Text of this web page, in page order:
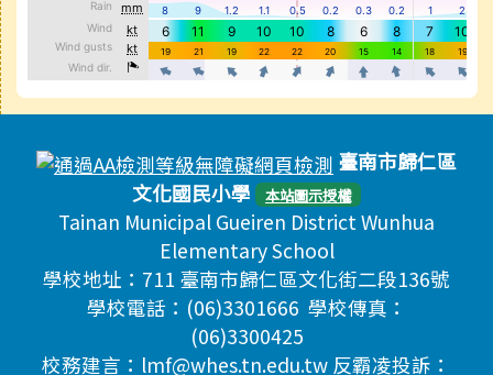
頁尾區域內容
臺南市歸仁區
文化國民小學 本站圖示授權
Tainan Municipal Gueiren District Wunhua
Elementary School
學校地址：711 臺南市歸仁區文化街二段136號
學校電話：(06)3301666 學校傳真：
(06)3300425
校務建言：lmf@whes.tn.edu.tw 反霸凌投訴：